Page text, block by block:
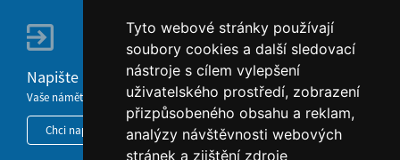
Tyto webové stránky používají
soubory cookies a další sledovací
nástroje s cílem vylepšení
uživatelského prostředí, zobrazení
přizpůsobeného obsahu a reklam,
analýzy návštěvnosti webových
stránek a zjištění zdroje
Napište nám
Vaše náměty, komentáře, připomínky a dotazy nezůstanou bez odezvy.
Chci napsat MKČR